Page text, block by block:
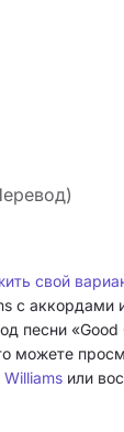
свой
с аккордами
песни «Good
можете
Williams или